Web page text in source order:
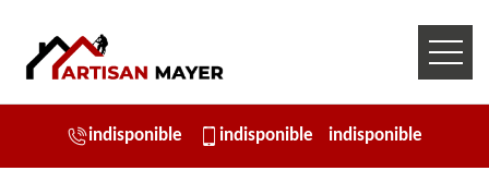
indisponible indisponible indisponible